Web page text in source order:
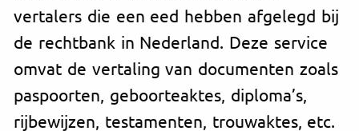
vertalers die een eed hebben afgelegd bij
de rechtbank in Nederland. Deze service
omvat de vertaling van documenten zoals
paspoorten, geboorteaktes, diploma’s,
rijbewijzen, testamenten, trouwaktes, etc.